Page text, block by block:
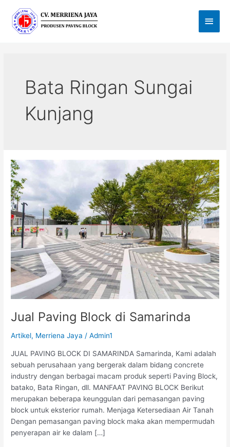
konten
Bata Ringan Sungai
Kunjang
Jual Paving Block di Samarinda
Artikel, Merriena Jaya /Admin1
JUAL PAVING BLOCK DI SAMARINDA Samarinda, Kami adalah
sebuah perusahaan yang bergerak dalam bidang concrete
industry dengan berbagai macam produk seperti Paving Block,
batako, Bata Ringan, dll. MANFAAT PAVING BLOCK Berikut
merupakan beberapa keunggulan dari pemasangan paving
block untuk eksterior rumah. Menjaga Ketersediaan Air Tanah
Dengan pemasangan paving block maka akan mempermudah
penyerapan air ke dalam […]
Jual
di
Samarinda